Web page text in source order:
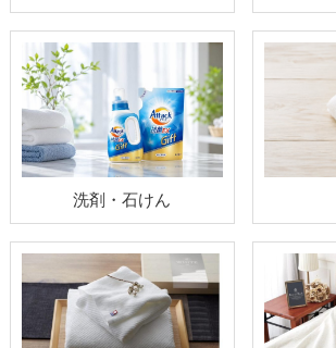
洗剤・石けん